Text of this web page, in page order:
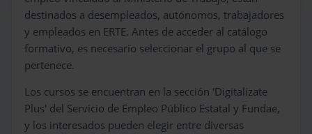
destinados a desempleados, autónomos, trabajadores
y empleados en ERTE. Antes de acceder al catálogo
formativo, es necesario seleccionar el grupo al que se
pertenece.
Los cursos se encuentran en la sección 'Digitalízate
Plus' del Servicio de Empleo Público Estatal y Fundae,
y los interesados pueden elegir entre diversas